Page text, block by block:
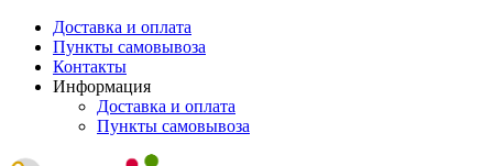
Доставка и оплата
Пункты самовывоза
Контакты
Информация
Доставка и оплата
Пункты самовывоза